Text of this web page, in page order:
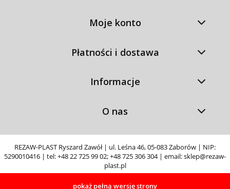
Moje konto
Płatności i dostawa
Informacje
O nas
REZAW-PLAST Ryszard Zawół | ul. Leśna 46, 05-083 Zaborów | NIP:
5290010416 | tel:+48 22 725 99 02;+48 725 306 304| email:sklep@rezaw-
plast.pl
pokaż pełną wersję strony